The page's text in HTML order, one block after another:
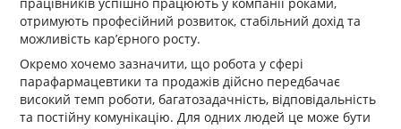
отримують професійний розвиток, стабільний дохід та
можливість кар’єрного росту.
Окремо хочемо зазначити, що робота у сфері
парафармацевтики та продажів дійсно передбачає
високий темп роботи, багатозадачність, відповідальність
та постійну комунікацію. Для одних людей це може бути